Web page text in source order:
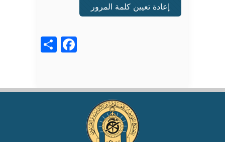
إعادة تعيين كلمة المرور